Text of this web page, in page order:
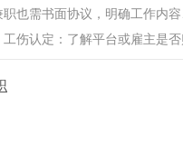
职也需书面协议，明确工作内
工伤认定：了解平台或雇主是